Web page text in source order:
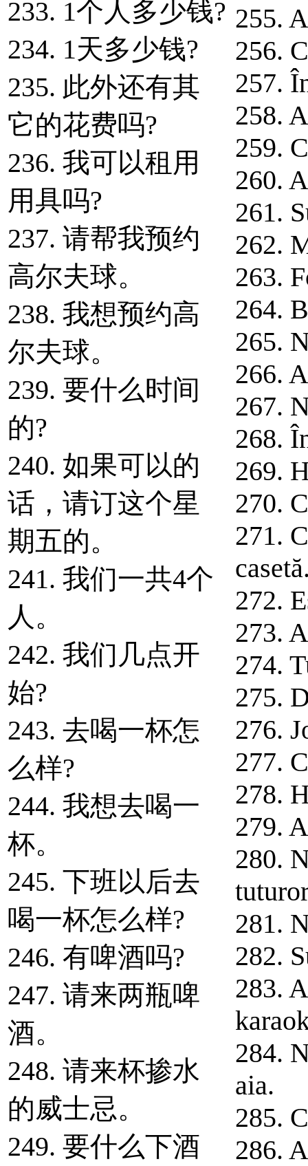
233. 1个人多少钱?
234. 1天多少钱?
235. 此外还有其
它的花费吗?
236. 我可以租用
用具吗?
237. 请帮我预约
高尔夫球。
238. 我想预约高
尔夫球。
239. 要什么时间
的?
240. 如果可以的
话，请订这个星
期五的。
241. 我们一共4个
人。
242. 我们几点开
始?
243. 去喝一杯怎
么样?
244. 我想去喝一
杯。
245. 下班以后去
喝一杯怎么样?
246. 有啤酒吗?
247. 请来两瓶啤
酒。
248. 请来杯掺水
的威士忌。
249. 要什么下酒
255.
256.
257.
258.
259.
260.
261.
262.
263.
264.
265.
266.
267.
268.
269.
270.
271.
272.
273.
274.
275.
276.
277.
278.
279.
280.
281.
282.
283.
284.
aia.
285.
286.